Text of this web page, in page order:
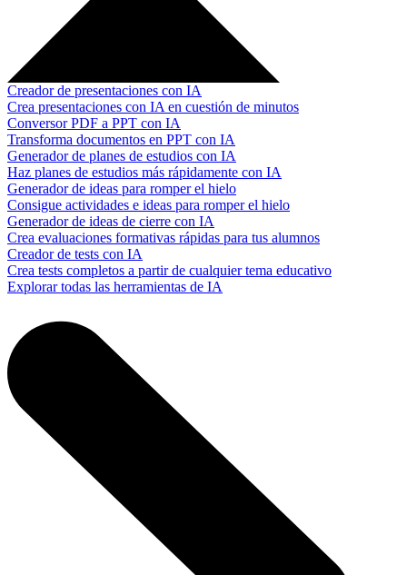
Creador de presentaciones con IA
Crea presentaciones con IA en cuestión de minutos
Conversor PDF a PPT con IA
Transforma documentos en PPT con IA
Generador de planes de estudios con IA
Haz planes de estudios más rápidamente con IA
Generador de ideas para romper el hielo
Consigue actividades e ideas para romper el hielo
Generador de ideas de cierre con IA
Crea evaluaciones formativas rápidas para tus alumnos
Creador de tests con IA
Crea tests completos a partir de cualquier tema educativo
Explorar todas las herramientas de IA